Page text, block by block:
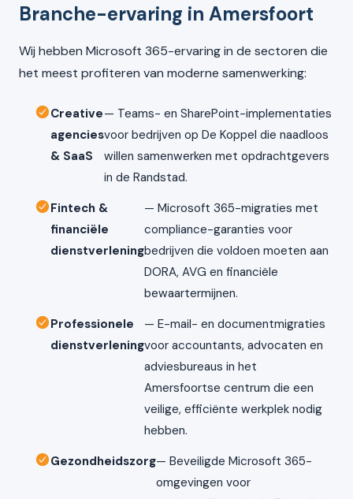
Branche-ervaring in Amersfoort
Wij hebben Microsoft 365-ervaring in de sectoren die
het meest profiteren van moderne samenwerking:
Creative
agencies
& SaaS
— Teams- en SharePoint-implementaties
voor bedrijven op De Koppel die naadloos
willen samenwerken met opdrachtgevers
in de Randstad.
Fintech &
financiële
dienstverlening
— Microsoft 365-migraties met
compliance-garanties voor
bedrijven die voldoen moeten aan
DORA, AVG en financiële
bewaartermijnen.
Professionele
dienstverlening
— E-mail- en documentmigraties
voor accountants, advocaten en
adviesbureaus in het
Amersfoortse centrum die een
veilige, efficiënte werkplek nodig
hebben.
Gezondheidszorg— Beveiligde Microsoft 365-
omgevingen voor